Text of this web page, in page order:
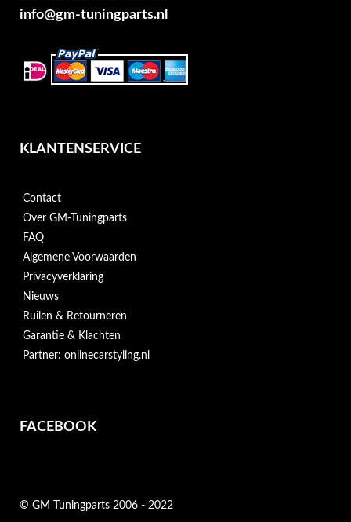
info@gm-tuningparts.nl
KLANTENSERVICE
Contact
Over GM-Tuningparts
FAQ
Algemene Voorwaarden
Privacyverklaring
Nieuws
Ruilen & Retourneren
Garantie & Klachten
Partner: onlinecarstyling.nl
FACEBOOK
© GM Tuningparts 2006 - 2022